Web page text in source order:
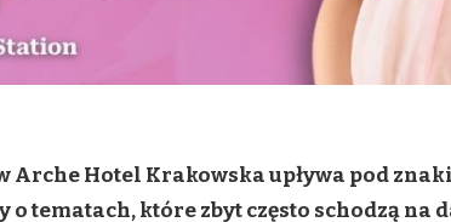
Arche Hotel Krakowska upływa pod
o tematach, które zbyt często schodzą na